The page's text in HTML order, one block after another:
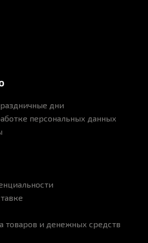
дни
персональных данных
товаров и денежных средств